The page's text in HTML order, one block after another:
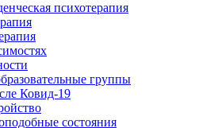
психотерапия
группы
Ковид-19
состояния